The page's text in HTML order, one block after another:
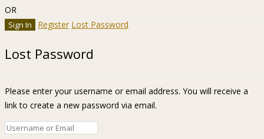
OR
Register Lost Password
Lost Password
Please enter your username or email address. You will receive a
link to create a new password via email.